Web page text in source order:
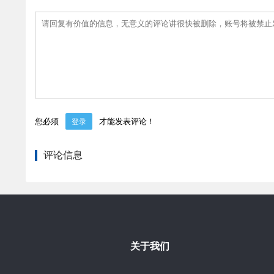
您必须 登录 才能发表评论！
评论信息
关于我们